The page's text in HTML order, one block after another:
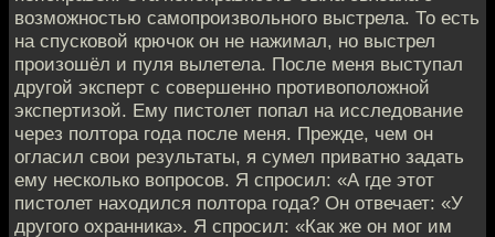
возможностью самопроизвольного выстрела. То есть
на спусковой крючок он не нажимал, но выстрел
произошёл и пуля вылетела. После меня выступал
другой эксперт с совершенно противоположной
экспертизой. Ему пистолет попал на исследование
через полтора года после меня. Прежде, чем он
огласил свои результаты, я сумел приватно задать
ему несколько вопросов. Я спросил: «А где этот
пистолет находился полтора года? Он отвечает: «У
другого охранника». Я спросил: «Как же он мог им